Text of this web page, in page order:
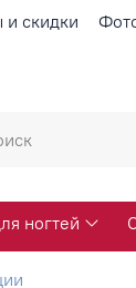
и скидки
ногтей